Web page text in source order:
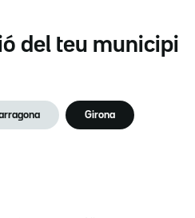
del teu municipi
Girona